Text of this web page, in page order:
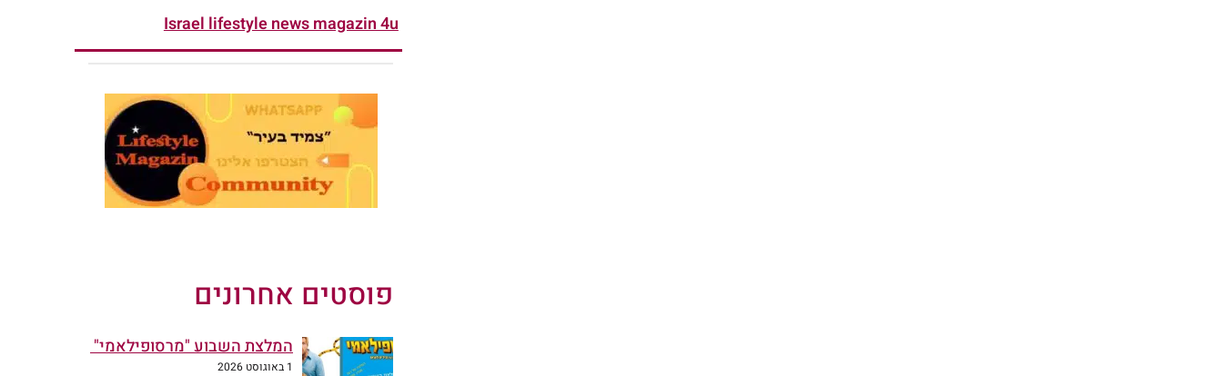
Israel lifestyle news magazin 4u
פוסטים אחרונים
המלצת השבוע "מרסופילאמי"
1 באוגוסט 2026